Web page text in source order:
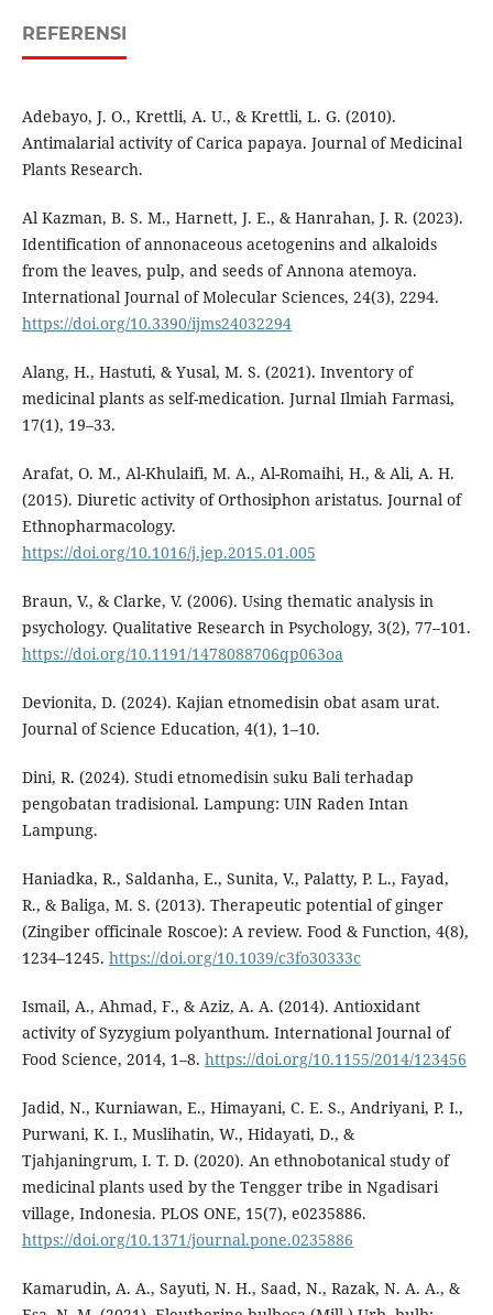
REFERENSI
Adebayo, J. O., Krettli, A. U., & Krettli, L. G. (2010).
Antimalarial activity of Carica papaya. Journal of Medicinal
Plants Research.
Al Kazman, B. S. M., Harnett, J. E., & Hanrahan, J. R. (2023).
Identification of annonaceous acetogenins and alkaloids
from the leaves, pulp, and seeds of Annona atemoya.
International Journal of Molecular Sciences, 24(3), 2294.
https://doi.org/10.3390/ijms24032294
Alang, H., Hastuti, & Yusal, M. S. (2021). Inventory of
medicinal plants as self-medication. Jurnal Ilmiah Farmasi,
17(1), 19–33.
Arafat, O. M., Al-Khulaifi, M. A., Al-Romaihi, H., & Ali, A. H.
(2015). Diuretic activity of Orthosiphon aristatus. Journal of
Ethnopharmacology.
https://doi.org/10.1016/j.jep.2015.01.005
Braun, V., & Clarke, V. (2006). Using thematic analysis in
psychology. Qualitative Research in Psychology, 3(2), 77–101.
https://doi.org/10.1191/1478088706qp063oa
Devionita, D. (2024). Kajian etnomedisin obat asam urat.
Journal of Science Education, 4(1), 1–10.
Dini, R. (2024). Studi etnomedisin suku Bali terhadap
pengobatan tradisional. Lampung: UIN Raden Intan
Lampung.
Haniadka, R., Saldanha, E., Sunita, V., Palatty, P. L., Fayad,
R., & Baliga, M. S. (2013). Therapeutic potential of ginger
(Zingiber officinale Roscoe): A review. Food & Function, 4(8),
1234–1245. https://doi.org/10.1039/c3fo30333c
Ismail, A., Ahmad, F., & Aziz, A. A. (2014). Antioxidant
activity of Syzygium polyanthum. International Journal of
Food Science, 2014, 1–8. https://doi.org/10.1155/2014/123456
Jadid, N., Kurniawan, E., Himayani, C. E. S., Andriyani, P. I.,
Purwani, K. I., Muslihatin, W., Hidayati, D., &
Tjahjaningrum, I. T. D. (2020). An ethnobotanical study of
medicinal plants used by the Tengger tribe in Ngadisari
village, Indonesia. PLOS ONE, 15(7), e0235886.
https://doi.org/10.1371/journal.pone.0235886
Kamarudin, A. A., Sayuti, N. H., Saad, N., Razak, N. A. A., &